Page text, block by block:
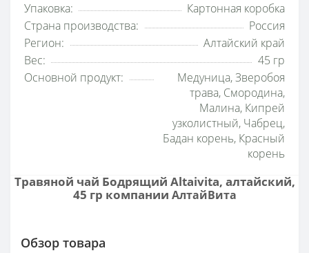
Упаковка:
Картонная коробка
Страна производства:
Россия
Регион:
Алтайский край
Вес:
45 гр
Основной продукт:
Медуница, Зверобоя
трава, Смородина,
Малина, Кипрей
узколистный, Чабрец,
Бадан корень, Красный
корень
Травяной чай Бодрящий Altaivita, алтайский,
45 гр компании АлтайВита
Обзор товара